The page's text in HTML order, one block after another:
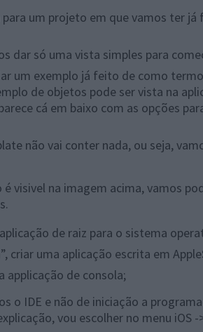
um projeto em que vamos ter já
dar só uma vista simples para
um exemplo já feito de como
de objetos pode ser vista na
cá em baixo com as opções
não vai conter nada, ou seja,
é visivel na imagem acima, vamos
de raiz para o sistema
criar uma aplicação escrita em
applicação de consola;
o IDE e não de iniciação a
vou escolher no menu iOS